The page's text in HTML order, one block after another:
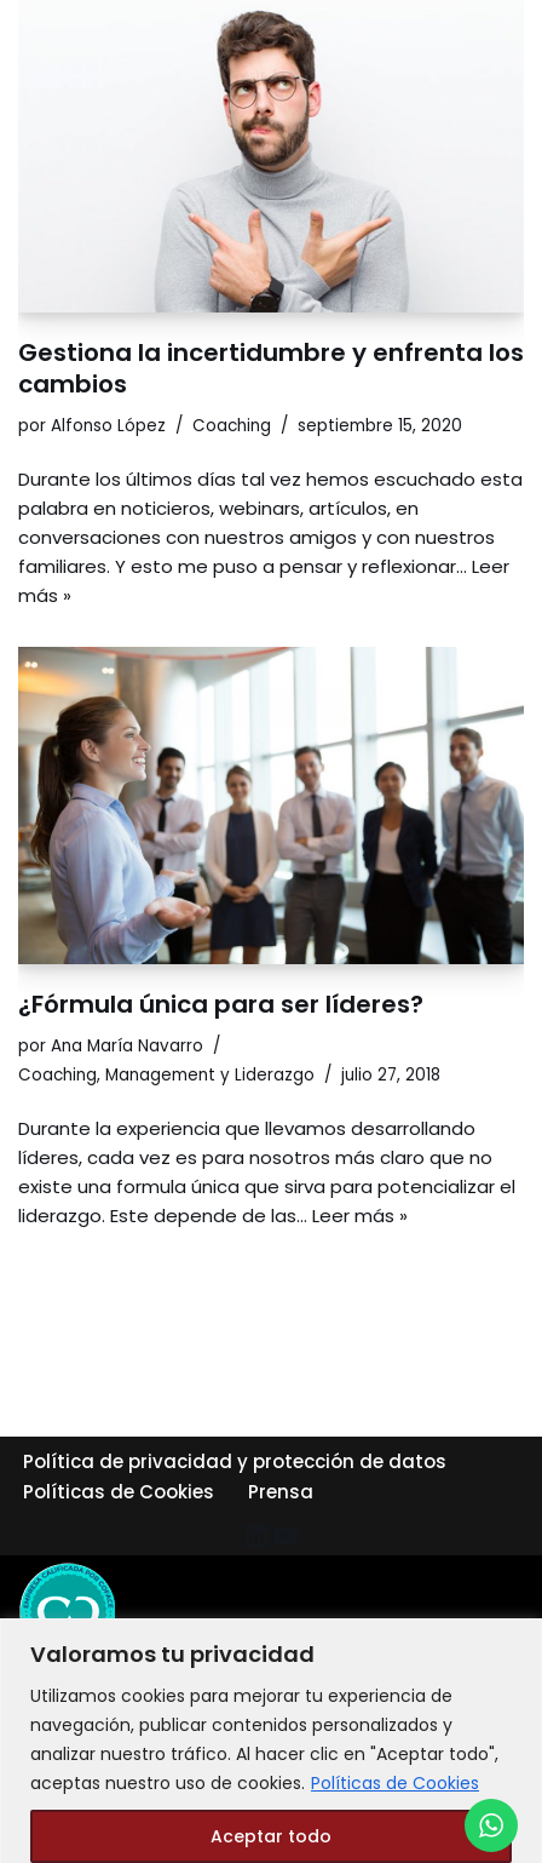
Valoramos tu privacidad
Utilizamos cookies para mejorar tu experiencia de
navegación, publicar contenidos personalizados y
analizar nuestro tráfico. Al hacer clic en "Aceptar todo",
aceptas nuestro uso de cookies. Políticas de Cookies
Aceptar todo
Gestiona la incertidumbre y enfrenta los
cambios
por Alfonso López Coaching septiembre 15, 2020
Durante los últimos días tal vez hemos escuchado esta
palabra en noticieros, webinars, artículos, en
conversaciones con nuestros amigos y con nuestros
familiares. Y esto me puso a pensar y reflexionar… Leer
más »
¿Fórmula única para ser líderes?
por Ana María Navarro
Coaching, Management y Liderazgo julio 27, 2018
Durante la experiencia que llevamos desarrollando
líderes, cada vez es para nosotros más claro que no
existe una formula única que sirva para potencializar el
liderazgo. Este depende de las… Leer más »
Política de privacidad y protección de datos
Políticas de Cookies
Prensa